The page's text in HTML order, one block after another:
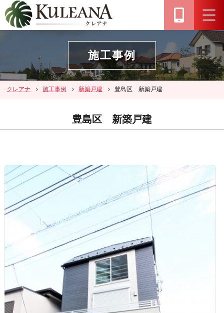
施工事例
クレアナ 施工事例 新築戸建 豊島区 新築戸建
豊島区 新築戸建